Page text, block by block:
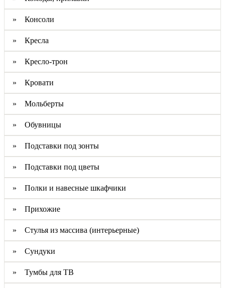
» Консоли
» Кресла
» Кресло-трон
» Кровати
» Мольберты
» Обувницы
» Подставки под зонты
» Подставки под цветы
» Полки и навесные шкафчики
» Прихожие
» Стулья из массива (интерьерные)
» Сундуки
» Тумбы для ТВ